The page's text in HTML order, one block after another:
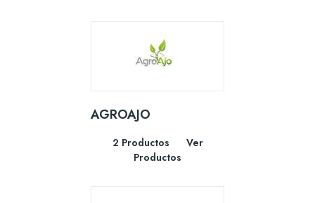
AGROAJO
2 Productos
Ver
Productos